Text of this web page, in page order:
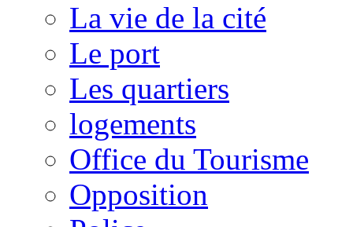
La vie de la cité
Le port
Les quartiers
logements
Office du Tourisme
Opposition